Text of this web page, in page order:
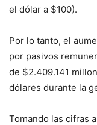
el dólar a $100).
Por lo tanto, el
por pasivos
de $2.409.141
dólares durante la
Tomando las cifras